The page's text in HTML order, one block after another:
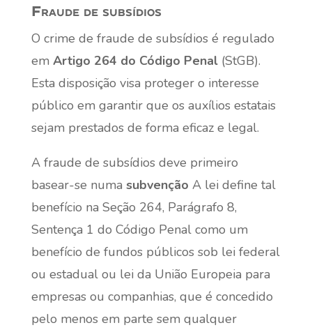
Fraude de subsídios
O crime de fraude de subsídios é regulado
em Artigo 264 do Código Penal(StGB).
Esta disposição visa proteger o interesse
público em garantir que os auxílios estatais
sejam prestados de forma eficaz e legal.
A fraude de subsídios deve primeiro
basear-se numa subvenção A lei define tal
benefício na Seção 264, Parágrafo 8,
Sentença 1 do Código Penal como um
benefício de fundos públicos sob lei federal
ou estadual ou lei da União Europeia para
empresas ou companhias, que é concedido
pelo menos em parte sem qualquer